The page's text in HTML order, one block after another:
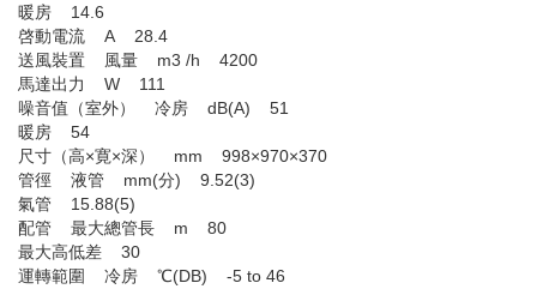
暖房 14.6
啓動電流 A 28.4
送風裝置 風量 m3 /h 4200
馬達出力 W 111
噪音值（室外） 冷房 dB(A) 51
暖房 54
尺寸（高×寛×深） mm 998×970×370
管徑 液管 mm(分) 9.52(3)
氣管 15.88(5)
配管 最大總管長 m 80
最大高低差 30
運轉範圍 冷房 ℃(DB) -5 to 46